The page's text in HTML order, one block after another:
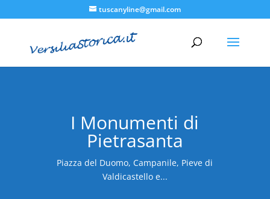
tuscanyline@gmail.com
I Monumenti di
Pietrasanta
Piazza del Duomo, Campanile, Pieve di
Valdicastello e...